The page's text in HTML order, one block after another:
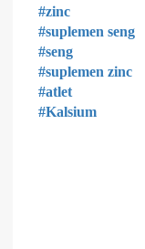
#zinc
#suplemen seng
#seng
#suplemen zinc
#atlet
#Kalsium